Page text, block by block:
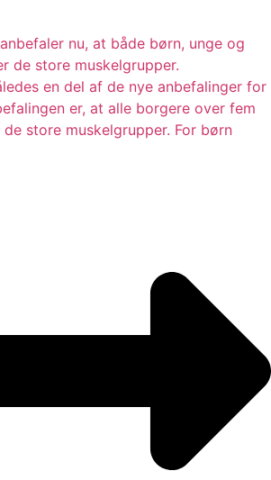
nu, at både børn, unge og
de store muskelgrupper.
en del af de nye anbefalinger for
er, at alle borgere over fem
store muskelgrupper. For børn